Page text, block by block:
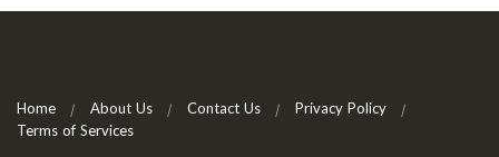
Home About Us Contact Us
Privacy Policy
Terms of Services